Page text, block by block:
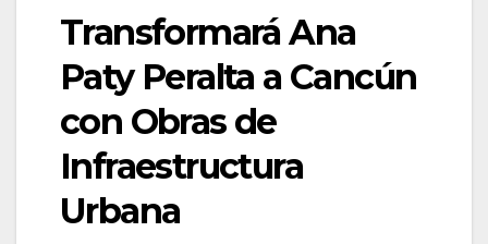
Transformará Ana
Paty Peralta a Cancún
con Obras de
Infraestructura
Urbana